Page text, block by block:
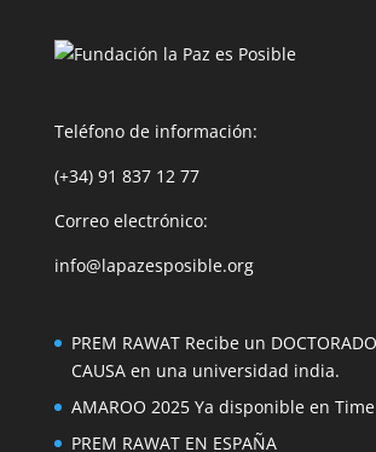
Teléfono de información:
(+34) 91 837 12 77
Correo electrónico:
info@lapazesposible.org
PREM RAWAT Recibe un
CAUSA en una universidad india.
AMAROO 2025 Ya disponible en
PREM RAWAT EN ESPAÑA